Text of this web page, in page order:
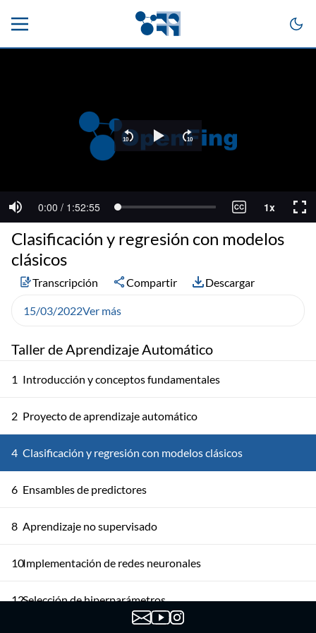
Taller de Aprendizaje Automático
1 Introducción y conceptos fundamentales
2 Proyecto de aprendizaje automático
4 Clasificación y regresión con modelos clásicos
6 Ensambles de predictores
8 Aprendizaje no supervisado
10Implementación de redes neuronales
12Selección de hiperparámetros
Clasificación y regresión con modelos
clásicos
Transcripción Compartir Descargar
15/03/2022Ver más